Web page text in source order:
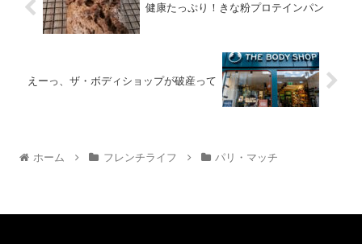
健康たっぷり！きな粉プロテインパン
えーっ、ザ・ボディショップが破産って
ホーム フレンチライフ パリ・マッチ